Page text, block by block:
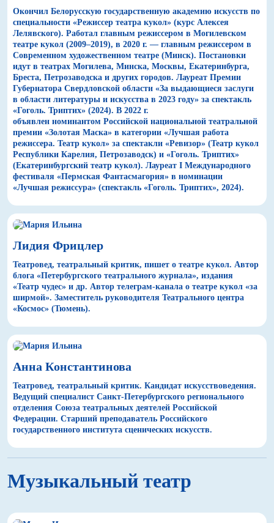
Окончил Белорусскую государственную академию искусств по
специальности «Режиссер театра кукол» (курс Алексея
Лелявского). Работал главным режиссером в Могилевском
театре кукол (2009–2019), в 2020 г. — главным режиссером в
Современном художественном театре (Минск). Постановки
идут в театрах Могилева, Минска, Москвы, Екатеринбурга,
Бреста, Петрозаводска и других городов. Лауреат Премии
Губернатора Свердловской области «За выдающиеся заслуги
в области литературы и искусства в 2023 году» за спектакль
«Гоголь. Триптих» (2024). В 2022 г.
объявлен номинантом Российской национальной театральной
премии «Золотая Маска» в категории «Лучшая работа
режиссера. Театр кукол» за спектакли «Ревизор» (Театр кукол
Республики Карелия, Петрозаводск) и «Гоголь. Триптих»
(Екатеринбургский театр кукол). Лауреат I Международного
фестиваля «Пермская Фантасмагория» в номинации
«Лучшая режиссура» (спектакль «Гоголь. Триптих», 2024).
Лидия Фрицлер
Театровед, театральный критик, пишет о театре кукол. Автор
блога «Петербургского театрального журнала», издания
«Театр чудес» и др. Автор телеграм-канала о театре кукол «за
ширмой». Заместитель руководителя Театрального центра
«Космос» (Тюмень).
Анна Константинова
Театровед, театральный критик. Кандидат искусствоведения.
Ведущий специалист Санкт-Петербургского регионального
отделения Союза театральных деятелей Российской
Федерации. Старший преподаватель Российского
государственного института сценических искусств.
Музыкальный театр